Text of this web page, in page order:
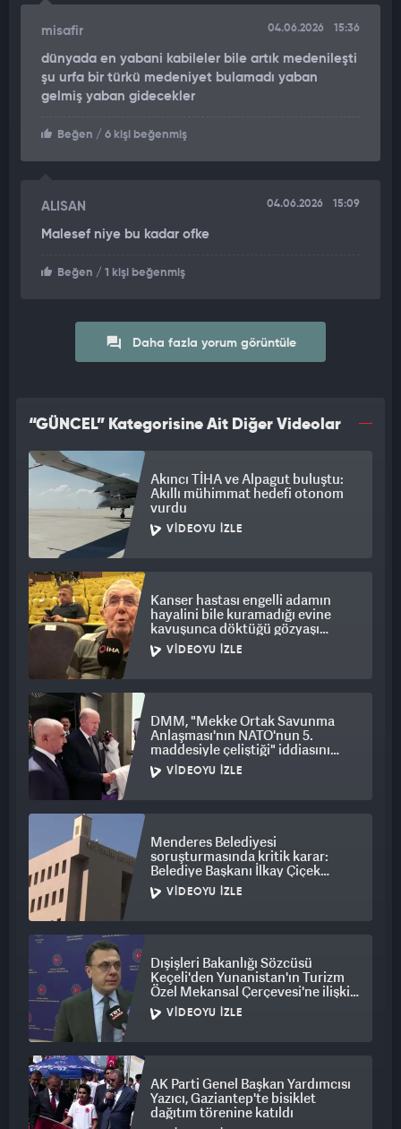
misafir 04.06.2026 15:36
dünyada en yabani kabileler bile artık medenileşti
şu urfa bir türkü medeniyet bulamadı yaban
gelmiş yaban gidecekler
Beğen / 6 kişi beğenmiş
ALISAN 04.06.2026 15:09
Malesef niye bu kadar ofke
Beğen / 1 kişi beğenmiş
Daha fazla yorum görüntüle
“GÜNCEL” Kategorisine Ait Diğer Videolar
Akıncı TİHA ve Alpagut buluştu:
Akıllı mühimmat hedefi otonom
vurdu
VIDEOYU İZLE
Kanser hastası engelli adamın
hayalini bile kuramadığı evine
kavuşunca döktüğü gözyaşı
duygulandırdı
VIDEOYU İZLE
DMM, "Mekke Ortak Savunma
Anlaşması'nın NATO'nun 5.
maddesiyle çeliştiği" iddiasını
yalanladı
VIDEOYU İZLE
Menderes Belediyesi
soruşturmasında kritik karar:
Belediye Başkanı İlkay Çiçek
tutuklandı
VIDEOYU İZLE
Dışişleri Bakanlığı Sözcüsü
Keçeli'den Yunanistan'ın Turizm
Özel Mekansal Çerçevesi'ne ilişkin
açıklama
VIDEOYU İZLE
AK Parti Genel Başkan Yardımcısı
Yazıcı, Gaziantep'te bisiklet
dağıtım törenine katıldı